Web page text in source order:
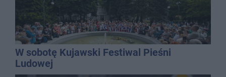
W sobotę Kujawski Festiwal Pieśni
Ludowej